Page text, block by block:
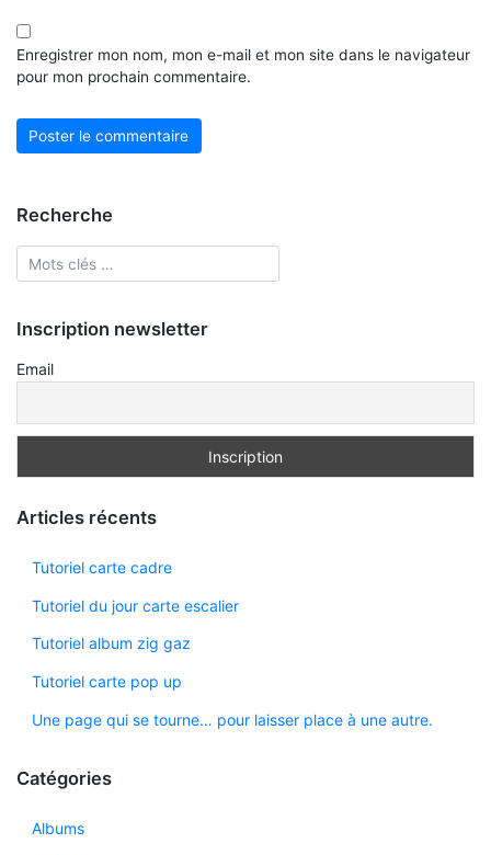
Enregistrer mon nom, mon e-mail et mon site dans le navigateur
pour mon prochain commentaire.
Recherche
Inscription newsletter
Email
Articles récents
Tutoriel carte cadre
Tutoriel du jour carte escalier
Tutoriel album zig gaz
Tutoriel carte pop up
Une page qui se tourne… pour laisser place à une autre.
Catégories
Albums